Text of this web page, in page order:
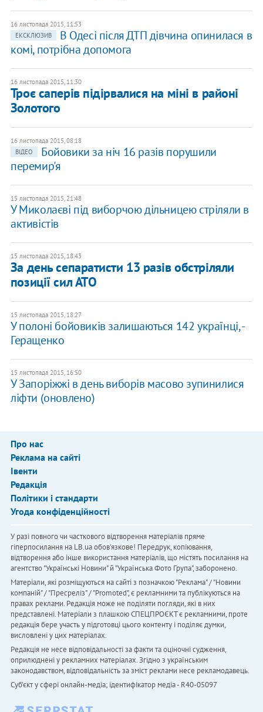
16 листопада 2015, 11:53
ЕКСКЛЮЗИВ
В Одесі після ДТП дівчина опинилася в
комі, потрібна допомога
16 листопада 2015, 11:30
Троє саперів підірвалися на міні в районі
Золотого
16 листопада 2015, 08:18
ВІДЕО
Бойовики за ніч 16 разів порушили
перемир'я
15 листопада 2015, 21:48
У Миколаєві під виборчою дільницею стріляли в
активістів
15 листопада 2015, 18:43
За день сепаратисти 13 разів обстріляли
позиції сил АТО
15 листопада 2015, 18:27
У полоні бойовиків залишаються 142 українці, -
Геращенко
15 листопада 2015, 16:50
У Запоріжжі в день виборів масово зупинилися
ліфти (оновлено)
Про нас
Реклама на сайті
Івенти
Редакція
Політики і стандарти
Угода конфіденційності
У разі повного чи часткового відтворення матеріалів пряме
гіперпосилання на LB.ua обов'язкове! Передрук, копіювання,
відтворення або інше використання матеріалів, що містять посилання на
агентство "Українськi Новини" й "Українська Фото Група", заборонено.
Матеріали, які розміщуються на сайті з позначкою "Реклама" / "Новини
компаній" / "Пресреліз" / "Promoted", є рекламними та публікуються на
правах реклами. Редакція може не поділяти погляди, які в них
представлені. Матеріали з плашкою СПЕЦПРОЄКТ є рекламними, проте
редакція бере участь у підготовці цього контенту і поділяє думки,
висловлені у цих матеріалах.
Редакція не несе відповідальності за факти та оціночні судження,
оприлюднені у рекламних матеріалах. Згідно з українським
законодавством, відповідальність за зміст реклами несе рекламодавець.
Cуб'єкт у сфері онлайн-медіа; ідентифікатор медіа - R40-05097